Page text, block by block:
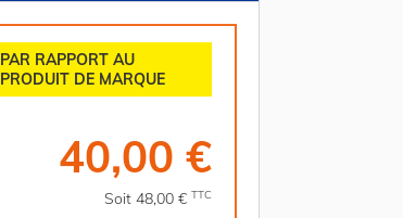
PAR RAPPORT AU
PRODUIT DE MARQUE
40,00 €
Soit 48,00 € TTC